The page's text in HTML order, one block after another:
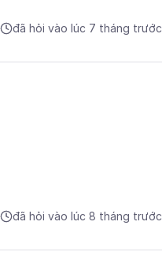
đã hỏi vào lúc 7 tháng trước
đã hỏi vào lúc 8 tháng trước